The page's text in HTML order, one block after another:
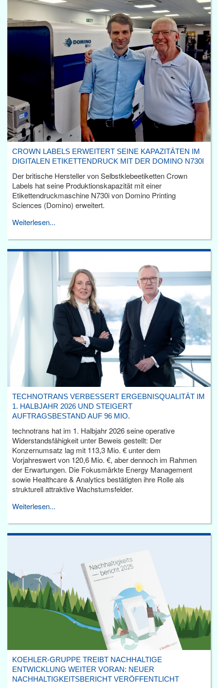
CROWN LABELS ERWEITERT SEINE KAPAZITÄTEN IM
DIGITALEN ETIKETTENDRUCK MIT DER DOMINO N730I
Der britische Hersteller von Selbstklebeetiketten Crown
Labels hat seine Produktionskapazität mit einer
Etikettendruckmaschine N730i von Domino Printing
Sciences (Domino) erweitert.
Weiterlesen...
TECHNOTRANS VERBESSERT ERGEBNISQUALITÄT IM
1. HALBJAHR 2026 UND STEIGERT
AUFTRAGSBESTAND AUF 96 MIO.
technotrans hat im 1. Halbjahr 2026 seine operative
Widerstandsfähigkeit unter Beweis gestellt: Der
Konzernumsatz lag mit 113,3 Mio. € unter dem
Vorjahreswert von 120,6 Mio. €, aber dennoch im Rahmen
der Erwartungen. Die Fokusmärkte Energy Management
sowie Healthcare & Analytics bestätigten ihre Rolle als
strukturell attraktive Wachstumsfelder.
Weiterlesen...
KOEHLER-GRUPPE TREIBT NACHHALTIGE
ENTWICKLUNG WEITER VORAN: NEUER
NACHHALTIGKEITSBERICHT VERÖFFENTLICHT